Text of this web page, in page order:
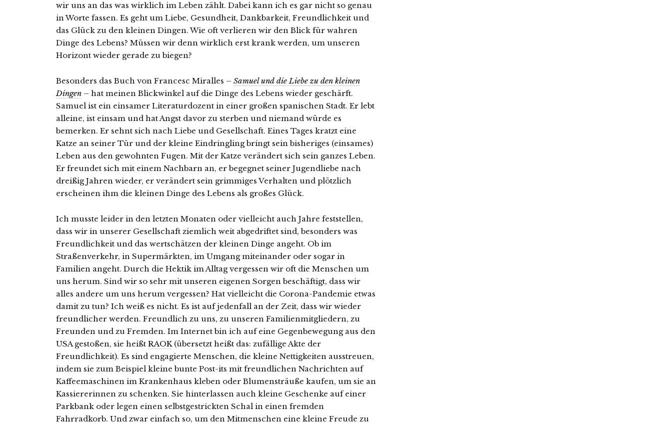
wir uns an das was wirklich im Leben zählt. Dabei kann ich es gar nicht so genau
in Worte fassen. Es geht um Liebe, Gesundheit, Dankbarkeit, Freundlichkeit und
das Glück zu den kleinen Dingen. Wie oft verlieren wir den Blick für wahren
Dinge des Lebens? Müssen wir denn wirklich erst krank werden, um unseren
Horizont wieder gerade zu biegen?
Besonders das Buch von Francesc Miralles – Samuel und die Liebe zu den kleinen
Dingen – hat meinen Blickwinkel auf die Dinge des Lebens wieder geschärft.
Samuel ist ein einsamer Literaturdozent in einer großen spanischen Stadt. Er lebt
alleine, ist einsam und hat Angst davor zu sterben und niemand würde es
bemerken. Er sehnt sich nach Liebe und Gesellschaft. Eines Tages kratzt eine
Katze an seiner Tür und der kleine Eindringling bringt sein bisheriges (einsames)
Leben aus den gewohnten Fugen. Mit der Katze verändert sich sein ganzes Leben.
Er freundet sich mit einem Nachbarn an, er begegnet seiner Jugendliebe nach
dreißig Jahren wieder, er verändert sein grimmiges Verhalten und plötzlich
erscheinen ihm die kleinen Dinge des Lebens als großes Glück.
Ich musste leider in den letzten Monaten oder vielleicht auch Jahre feststellen,
dass wir in unserer Gesellschaft ziemlich weit abgedriftet sind, besonders was
Freundlichkeit und das wertschätzen der kleinen Dinge angeht. Ob im
Straßenverkehr, in Supermärkten, im Umgang miteinander oder sogar in
Familien angeht. Durch die Hektik im Alltag vergessen wir oft die Menschen um
uns herum. Sind wir so sehr mit unseren eigenen Sorgen beschäftigt, dass wir
alles andere um uns herum vergessen? Hat vielleicht die Corona-Pandemie etwas
damit zu tun? Ich weiß es nicht. Es ist auf jedenfall an der Zeit, dass wir wieder
freundlicher werden. Freundlich zu uns, zu unseren Familienmitgliedern, zu
Freunden und zu Fremden. Im Internet bin ich auf eine Gegenbewegung aus den
USA gestoßen, sie heißt RAOK(übersetzt heißt das: zufällige Akte der
Freundlichkeit). Es sind engagierte Menschen, die kleine Nettigkeiten ausstreuen,
indem sie zum Beispiel kleine bunte Post-its mit freundlichen Nachrichten auf
Kaffeemaschinen im Krankenhaus kleben oder Blumensträuße kaufen, um sie an
Kassiererinnen zu schenken. Sie hinterlassen auch kleine Geschenke auf einer
Parkbank oder legen einen selbstgestrickten Schal in einen fremden
Fahrradkorb. Und zwar einfach so, um den Mitmenschen eine kleine Freude zu